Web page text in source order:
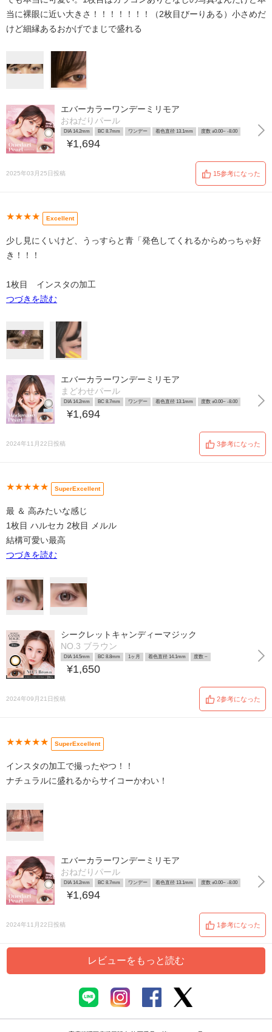
当に裸眼に近い大きさ！！！！！！！（2枚目びーりある）小さめだ
けど細縁あるおかげでまじで盛れる
エバーカラーワンデーミリモア
おねだりパール
DIA 14.2mm BC 8.7mm ワンデー 着色直径 13.1mm 度数 ±0.00~ -8.00
¥1,694
2025年03月25日投稿 15参考になった
★★★★ Excellent
少し見にくいけど、うっすらと青「発色してくれるからめっちゃ好
き！！！
1枚目 インスタの加工
つづきを読む
エバーカラーワンデーミリモア
まどわせパール
DIA 14.2mm BC 8.7mm ワンデー 着色直径 13.1mm 度数 ±0.00~ -8.00
¥1,694
2024年11月22日投稿 3参考になった
★★★★★ SuperExcellent
最 ＆ 高みたいな感じ
1枚目 ハルセカ 2枚目 メルル
結構可愛い最高
つづきを読む
シークレットキャンディーマジック
NO.3 ブラウン
DIA 14.5mm BC 8.8mm 1ヶ月 着色直径 14.1mm 度数 ~
¥1,650
2024年09月21日投稿 2参考になった
★★★★★ SuperExcellent
インスタの加工で撮ったやつ！！
ナチュラルに盛れるからサイコーかわい！
エバーカラーワンデーミリモア
おねだりパール
DIA 14.2mm BC 8.7mm ワンデー 着色直径 13.1mm 度数 ±0.00~ -8.00
¥1,694
2024年11月22日投稿 1参考になった
レビューをもっと読む